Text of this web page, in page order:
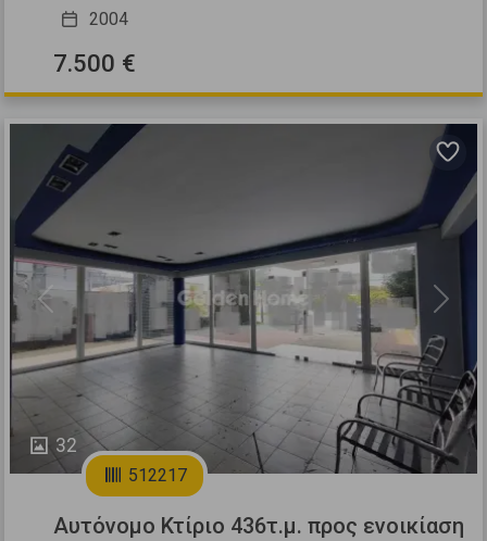
2004
7.500 €
32
Previous Next
512217
Αυτόνομο Κτίριο 436τ.μ. προς ενοικίαση